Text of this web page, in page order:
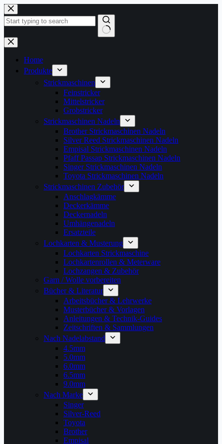
Zum
Inhalt
springen
Keine
Ergebnisse
Home
Produkte
Strickmaschinen
Feinstricker
Mittelstricker
Grobstricker
Strickmaschinen Nadeln
Brother Strickmaschinen Nadeln
Silver Reed Strickmaschinen Nadeln
Empisal Strickmaschinen Nadeln
Pfaff Passap Strickmaschinen Nadeln
Singer Strickmaschinen Nadeln
Toyota Strickmaschinen Nadeln
Strickmaschinen Zubehör
Anschlagkämme
Deckerkämme
Deckernadeln
Umhängenadeln
Ersatzteile
Lochkarten & Musterung
Lochkarten Strickmaschine
Lochkartenrollen & Meterware
Lochzangen & Zubehör
Garn / Wolle vorbereiten
Bücher & Literatur
Arbeitsbücher & Lehrwerke
Musterbücher & Vorlagen
Anleitungen & Technik-Guides
Zeitschriften & Sammlungen
Nach Nadelabstand
4.5mm
5.0mm
6.0mm
6.5mm
9.0mm
Nach Marke
Singer
Silver-Reed
Toyota
Brother
Empisal